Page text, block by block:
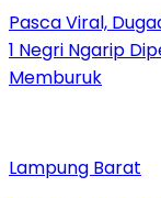
Pasca Viral,
1 Negri Ngarip
Memburuk
Lampung Barat